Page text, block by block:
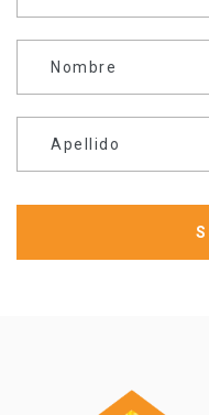
Nombre
Apellido